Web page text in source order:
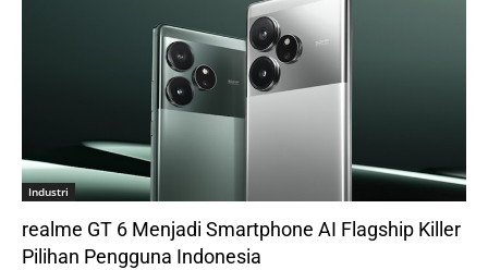
Industri
realme GT 6 Menjadi Smartphone AI Flagship Killer
Pilihan Pengguna Indonesia